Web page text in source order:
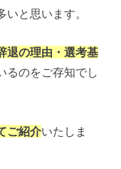
と思います。
退の理由・選考基
るのをご存知でし
ご紹介いたしま